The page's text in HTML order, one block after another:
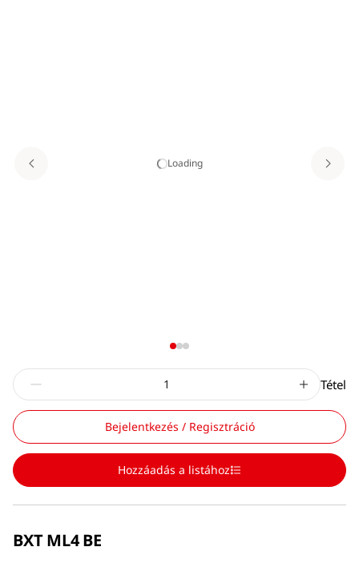
Loading
Tétel
Bejelentkezés / Regisztráció
Hozzáadás a listához
BXT ML4 BE